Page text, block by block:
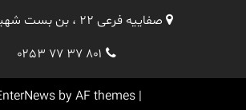
صفاییه فرعی ۲۲ ، بن بست شهید علیان
۰۲۵۳ ۷۷ ۳۷ ۸۰۱
|
by AF themes.